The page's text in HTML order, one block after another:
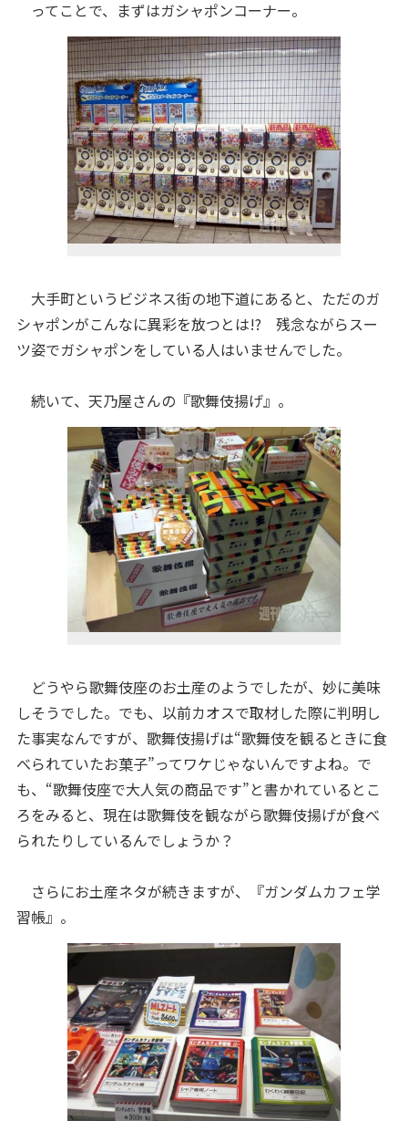
ってことで、まずはガシャポンコーナー。
大手町というビジネス街の地下道にあると、ただのガ
シャポンがこんなに異彩を放つとは!? 残念ながらスー
ツ姿でガシャポンをしている人はいませんでした。
続いて、天乃屋さんの『歌舞伎揚げ』。
どうやら歌舞伎座のお土産のようでしたが、妙に美味
しそうでした。でも、以前カオスで取材した際に判明し
た事実なんですが、歌舞伎揚げは“歌舞伎を観るときに食
べられていたお菓子”ってワケじゃないんですよね。で
も、“歌舞伎座で大人気の商品です”と書かれているとこ
ろをみると、現在は歌舞伎を観ながら歌舞伎揚げが食べ
られたりしているんでしょうか？
さらにお土産ネタが続きますが、『ガンダムカフェ学
習帳』。